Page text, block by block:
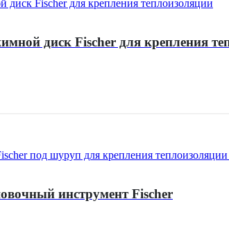
диск Fischer для крепления
инструмент Fischer